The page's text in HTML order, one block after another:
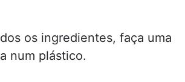
os ingredientes, faça uma
num plástico.